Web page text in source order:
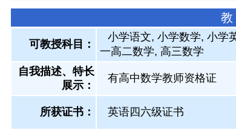
可教授科目：
小学语文, 小学数学, 小学
一高二数学, 高三数学
自我描述、特长
展示 ：
有高中数学教师资格证
所获证书 ： 英语四六级证书